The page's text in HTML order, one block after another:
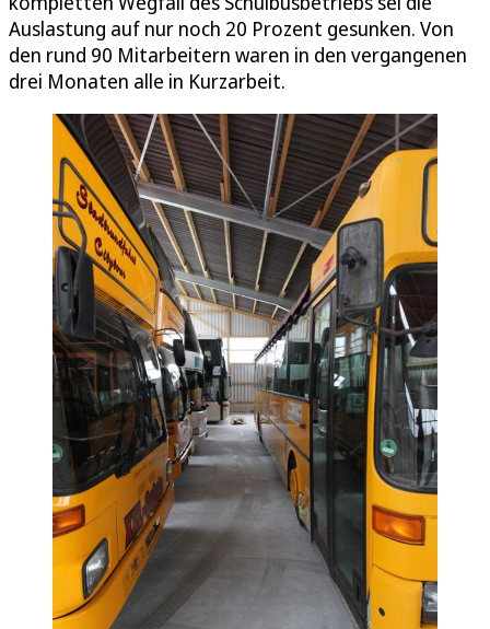
Auslastung auf nur noch 20 Prozent gesunken. Von
den rund 90 Mitarbeitern waren in den vergangenen
drei Monaten alle in Kurzarbeit.